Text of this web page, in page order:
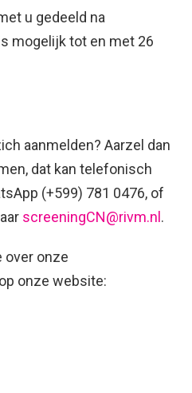
u gedeeld na
mogelijk tot en met 26
aanmelden? Aarzel dan
dat kan telefonisch
(+599) 781 0476, of
screeningCN@rivm.nl.
over onze
onze website: